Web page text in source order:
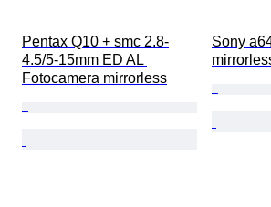
Pentax Q10 + smc 2.8-
4.5/5-15mm ED AL
Fotocamera mirrorless
Sony